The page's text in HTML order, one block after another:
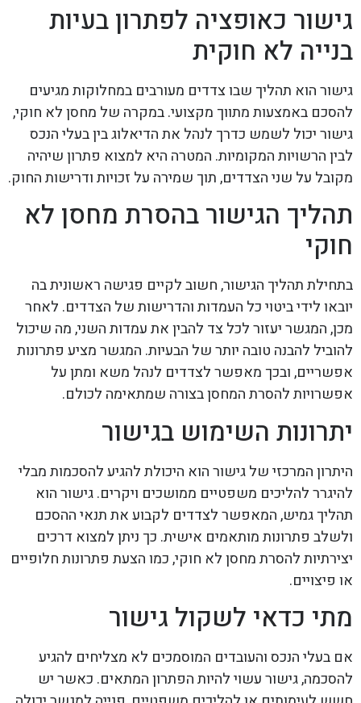
גישור כאופציה לפתרון בעיות
בנייה לא חוקית
גישור הוא תהליך שבו צדדים מעורבים במחלוקות מגיעים
להסכם באמצעות מתווך מקצועי. במקרה של מחסן לא חוקי,
גישור יכול לשמש כדרך לנהל את הדיאלוג בין בעלי הנכס
לבין הרשויות המקומיות. המטרה היא למצוא פתרון שיהיה
מקובל על שני הצדדים, תוך שמירה על זכויות ודרישות החוק.
תהליך הגישור בהסרת מחסן לא
חוקי
בתחילת תהליך הגישור, חשוב לקיים פגישה ראשונית בה
יובאו לידי ביטוי כל העמדות והדרישות של הצדדים. לאחר
מכן, המגשר יעזור לכל צד להבין את עמדות השני, מה שיכול
להוביל להבנה טובה יותר של הבעיות. המגשר מציע פתרונות
אפשריים, ובכך מאפשר לצדדים לנהל משא ומתן על
אפשרויות להסרת המחסן בצורה שמתאימה לכולם.
יתרונות השימוש בגישור
היתרון המרכזי של גישור הוא היכולת להגיע להסכמות מבלי
להיגרר להליכים משפטיים ממושכים ויקרים. גישור הוא
תהליך גמיש, המאפשר לצדדים לקבוע את תנאי ההסכם
ולשלב פתרונות מותאמים אישית. כך ניתן למצוא דרכים
יצירתיות להסרת מחסן לא חוקי, כמו הצעת פתרונות חלופיים
או פיצויים.
מתי כדאי לשקול גישור
אם בעלי הנכס והעובדים המוסמכים לא מצליחים להגיע
להסכמה, גישור עשוי להיות הפתרון המתאים. כאשר יש